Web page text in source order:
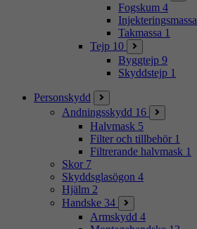
Fogskum 4
Injekteringsmassa
Takmassa 1
Tejp 10
Byggtejp 9
Skyddstejp 1
Personskydd
Andningsskydd 16
Halvmask 5
Filter och tillbehör 1
Filtrerande halvmask 1
Skor 7
Skyddsglasögon 4
Hjälm 2
Handske 34
Armskydd 4